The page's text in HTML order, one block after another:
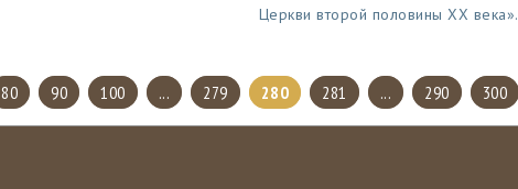
Церкви второй половины XX века».
80 90 100 ... 279 280 281 ... 290 300